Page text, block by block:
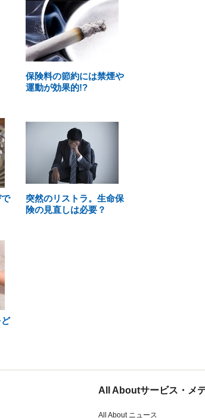
保険料の節約には禁煙や
運動が効果的!?
突然のリストラ。生命保
険の見直しは必要？
All Aboutサービス・メ
All About ニュース